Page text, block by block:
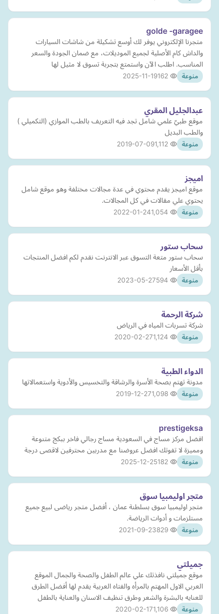
golde -garagee
متجرنا الإلكتروني يوفر لك أوسع تشكيلة من شاشات السيارات
والداش كام الأصلية لجميع الموديلات، مع ضمان الجودة والسعر
المناسب. اطلب الآن واستمتع بتجربة تسوق لا مثيل لها
منوعة 2025-11-19
عبدالجليل المقري
موقع طبيّ علمي شامل تجد فيه التعريف بالطب الموازي (التكميلي )
والطب البديل
منوعة 2019-07-09
اميجز
موقع اميجز يقدم محتوي في عدة مجالات مختلفة وهو موقع شامل
يحتوي علي مقالات في كل المجالات.
منوعة 2022-01-24
سحاب ستور
سحاب ستور متعة التسوق عبر الانترنت نقدم لكم افضل المنتجات
بأقل الأسعار
منوعة 2023-05-27
شركة الرحمة
شركة تسربات المياه في الرياض
منوعة 2020-02-27
الدواء الطبية
مدونة تهتم بصحة الأسرة والرشاقة والتخسيس والأدوية واستعمالاتها
منوعة 2019-12-27
prestigeksa
افضل مركز مساج في السعودية مساج رجالي فاخر ببكج متنوعة
ومميزة لا تفوتك افضل عروضنا مع مدربين محترفين لاقصى درجة
منوعة 2025-12-25
متجر اوليمبيا سوق
متجر اوليمبيا سوق بسلطنة عمان ، أفضل متجر رياضى لبيع جميع
مستلزمات و أدوات الرياضة.
منوعة 2021-09-23
جميلتي
موقع جميلتي نافذتك علي عالم الطفل والصحة والجمال الموقع
العربي الاول المهتم بالمرأه والفتاه العربية يقدم لها أفضل الطرق
للعنايه بالبشرة والشعر وطرق تنظيف الاسنان والعناية بالطفل
منوعة 2020-02-17